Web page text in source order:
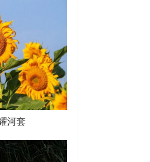
河套